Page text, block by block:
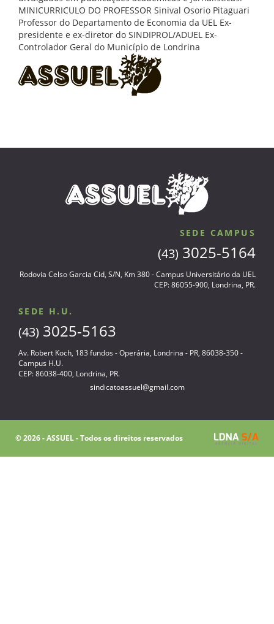
MINICURRICULO DO PROFESSOR Sinival Osorio Pitaguari
Professor do Departamento de Economia da UEL Ex-
presidente e ex-diretor do SINDIPROL/ADUEL Ex-
Controlador Geral do Município de Londrina
SEDE CAMPUS
(43) 3025-5164
Rodovia Celso Garcia Cid, S/N, Km 380 - Campus Universitário da UEL
CEP: 86055-900, Londrina, PR.
SEDE H.U.
(43) 3025-5163
Av. Robert Koch, 183 fundos - Operária, Londrina - PR, 86038-350 -
Campus H.U.
CEP: 86038-400, Londrina, PR.
sindicatoassuel@gmail.com
© 2026 - ASSUEL - Todos os direitos reservados